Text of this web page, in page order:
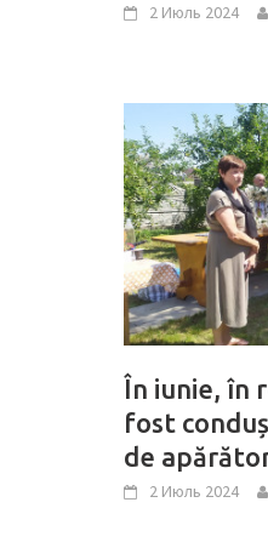
2 Июль 2024
În iunie, în
fost
de
2 Июль 2024